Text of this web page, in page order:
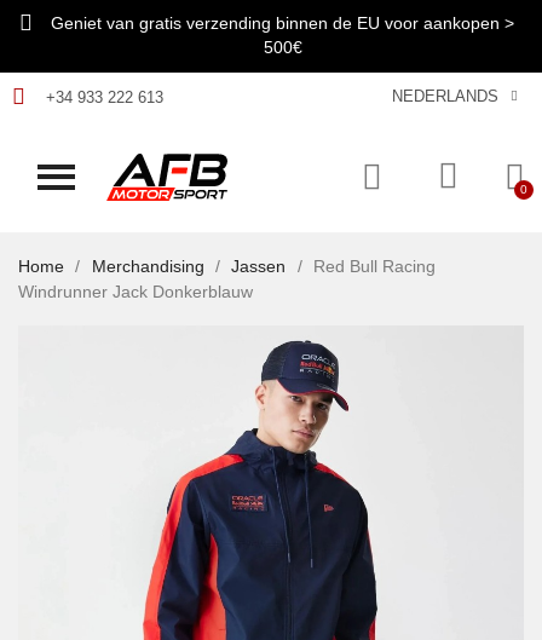
Geniet van gratis verzending binnen de EU voor aankopen >
500€
+34 933 222 613 NEDERLANDS
Home Merchandising Jassen
Red Bull Racing
Windrunner Jack Donkerblauw